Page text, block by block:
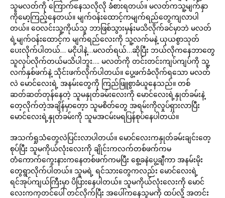
သူမလတ်ကို ကြောက်နေသလိုလို ခံစားရတယ်။ မလတ်ကသူ့မျက်နှာ
ကိုမော့ကြည့်နေတယ်။ မျက်ဝန်းထောင့်ကမျက်ရည်တွေကျလာပါ
တယ်။ ဝေလင်းသူ့ကိုယ်သူ ဘာဖြစ်သွားမှန်းမသိလိုက်ခင်မှာဘဲ မလတ်
ရဲ့မျက်ဝန်းထောင့်က မျက်ရည်လေးကို သူ့လက်မနဲ့ ယုယစွာသုတ်
ပေးလိုက်ပါတယ်… မငိုပါနဲ့…မလတ်ရယ်…ဆိုပြီး ဘယ်လိုကနေဘာတွေ
သူလုပ်လိုက်တယ်မသိပါဘူး…. မလတ်ကို တင်းတင်းကျပ်ကျပ်ကို သူ့
လက်နှစ်ဖက်နဲ့ သိုင်းဖက်လိုက်ပါတယ်။ ပွေ့ဖက်ခံလိုက်ရသော မလတ်
လဲ မောင်လေးရဲ့ အနမ်းတွေကို ကြည်ဖြူစွာခံယူနေသည်။ တစ်
ဆတ်ဆတ်တုန်နေတဲ့ သူမနှုတ်ခမ်းလေးကို မောင်လေးရဲ့နှုတ်ခမ်းနဲ့
တေ့လိုက်တဲ့အချိန်မှာတေ့ာ သူမစိတ်တွေ အရမ်းကိုလှုပ်ရှားလာပြီး
မောင်လေးရဲ့နှုတ်ခမ်းကို သူမအငမ်းမရပြန်စုပ်နေပါတယ်။
အသက်ရှုသံတွေလဲပြင်းလာပါတယ်။ မောင်လေးကနှုတ်ခမ်းချင်းတေ့
စုပ်ပြီး သူမကိုယ်လုံးလေးကို ချိုင်းကလက်တစ်ဖက်ကမ
တံကောက်ကွေးနားကနေတစ်ဖက်ကမပြီး စွေ့ခနဲပွေ့ချီကာ အနမ်းမိုး
တွေရွာလိုက်ပါတယ်။ သူမရဲ့ ရင်သားတွေကလည်း မောင်လေးရဲ့
ရင်အုပ်ကျယ်ကြီးမှာ ပိပြားနေပါတယ်။ သူမကိုယ်လုံးလေးကို မောင်
လေးကကုတင်ပေါ် တင်လိုက်ပြီး အပေါ်ကနေသူမကို ထပ်လို့ အတင်း